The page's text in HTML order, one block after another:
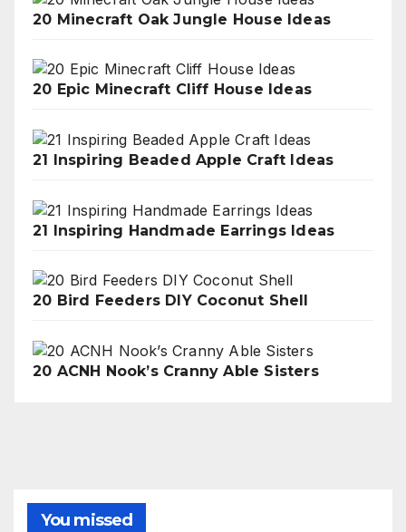
20 Minecraft Oak Jungle House Ideas
20 Epic Minecraft Cliff House Ideas
21 Inspiring Beaded Apple Craft Ideas
21 Inspiring Handmade Earrings Ideas
20 Bird Feeders DIY Coconut Shell
20 ACNH Nook’s Cranny Able Sisters
You missed